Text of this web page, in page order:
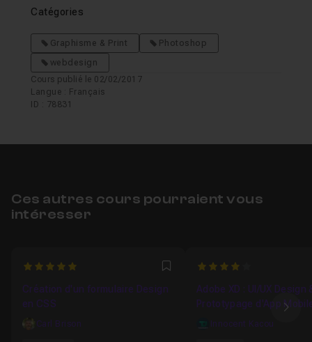
Catégories
Graphisme & Print
Photoshop
webdesign
Cours publié le 02/02/2017
Langue : Français
ID : 78831
Ces autres cours pourraient vous
intéresser
5 Favori
Création d'un formulaire Design
en CSS
Carl Brison
4
Adobe XD : UI/UX Design
Prototypage d'App
WebInnocent Kacou